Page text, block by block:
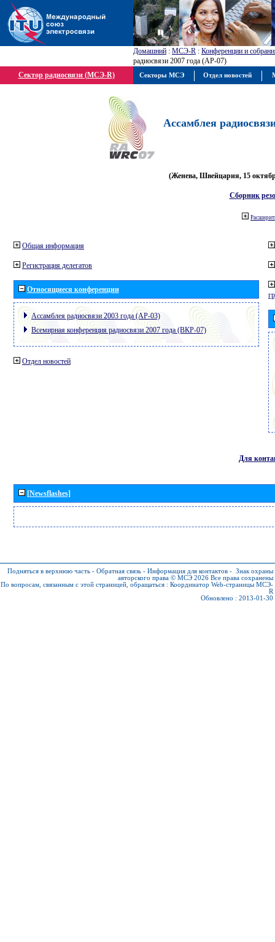
Домашний : МСЭ-R : Конференции и
радиосвязи 2007 года (АР-07)
Сектор радиосвязи (МСЭ-R)
Ассамблея
(Женева, Швейцария, 15
Сборник
Общая информация
Регистрация делегатов
Относящиеся конференции
Ассамблея радиосвязи 2003 года (АР-03)
Всемирная конференция радиосвязи 2007 года (ВКР-07)
Отдел новостей
Для
[Newsflashes]
Подняться в верхнюю часть - Обратная связь - Информация для контактов - Знак охраны
авторского права © МСЭ 2026 Все права сохранены
По вопросам, связанным с этой страницей, обращаться : Координатор Web-страницы МСЭ-
R
Обновлено : 2013-01-30
Секторы МСЭ Отдел новостей